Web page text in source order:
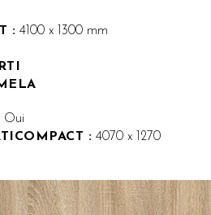
: 4100 x 1300 mm
Oui
: 4070 x 1270